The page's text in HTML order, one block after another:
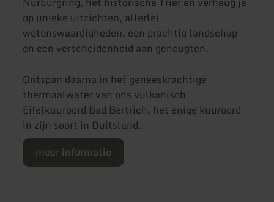
op unieke uitzichten, allerlei
wetenswaardigheden, een prachtig landschap
en een verscheidenheid aan geneugten.
Ontspan daarna in het geneeskrachtige
thermaalwater van ons vulkanisch
Eifelkuuroord Bad Bertrich, het enige kuuroord
in zijn soort in Duitsland.
meer informatie